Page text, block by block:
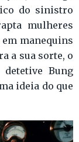
do sinistro
mulheres
manequins
a sua sorte, o
Bung
ideia do que